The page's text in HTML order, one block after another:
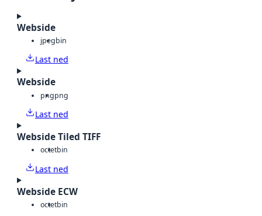
Webside
jpegbin
Last ned
Webside
pngpng
Last ned
Webside Tiled TIFF
octetbin
Last ned
Webside ECW
octetbin